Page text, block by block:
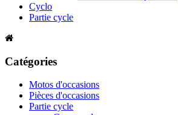
Cyclo
Partie cycle
Catégories
Motos d'occasions
Pièces d'occasions
Partie cycle